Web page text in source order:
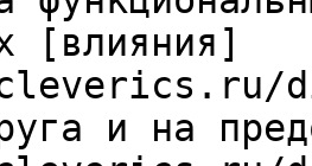
[влияния]
и на